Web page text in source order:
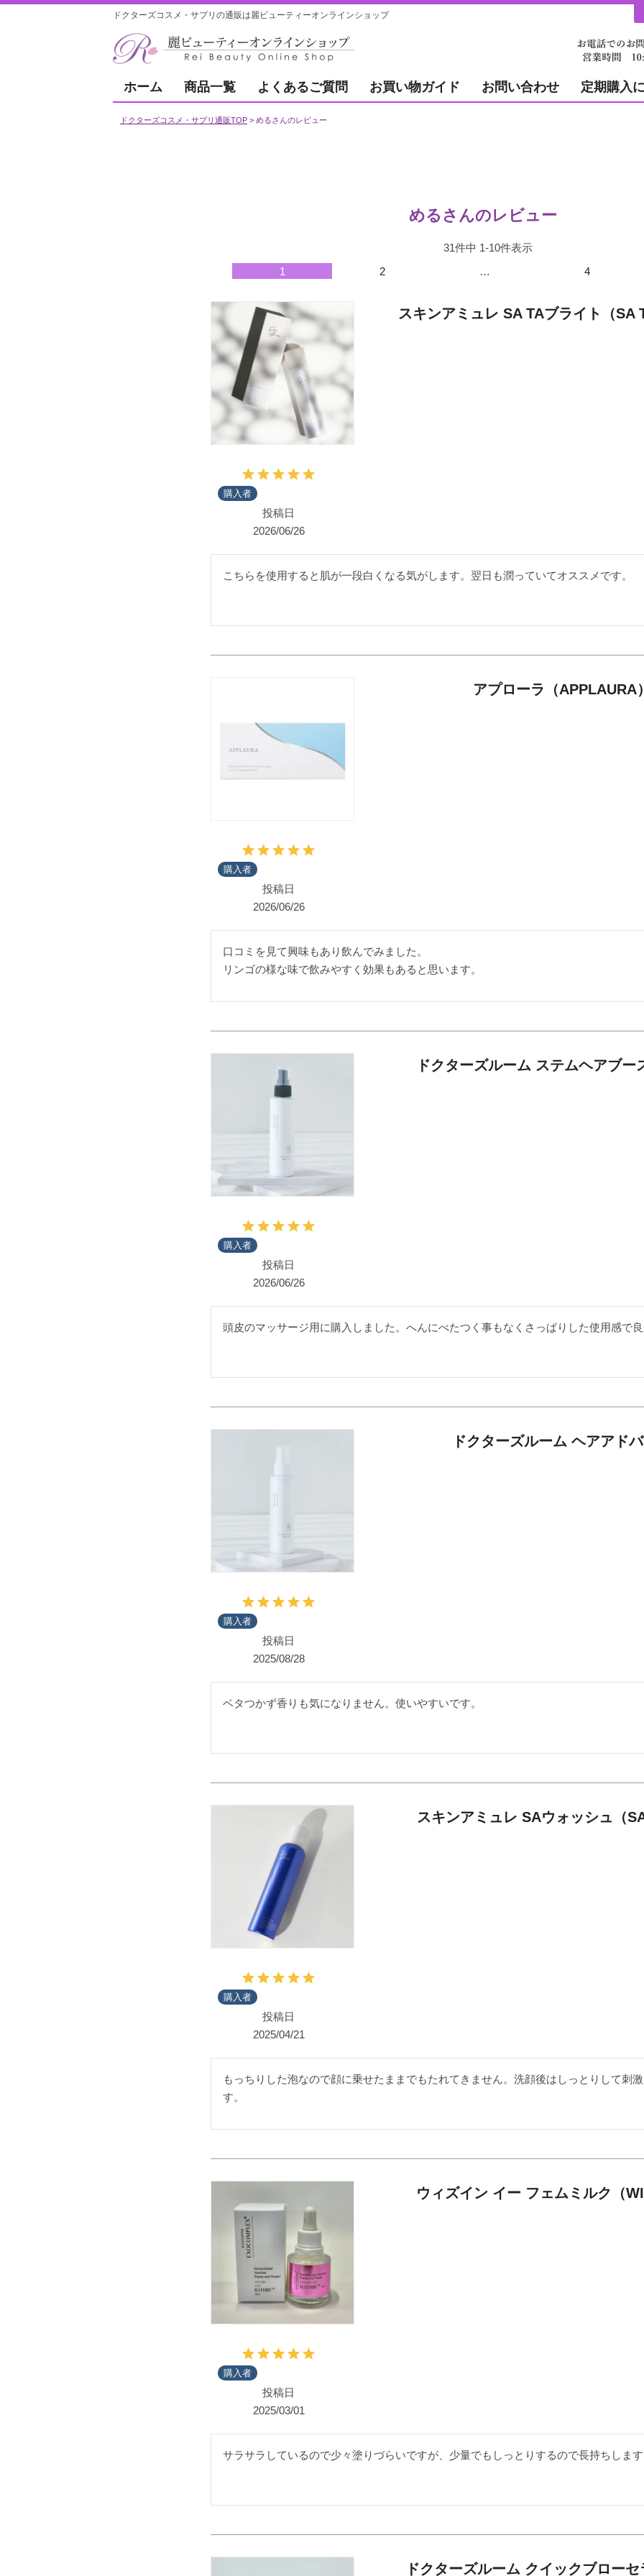
ドクターズコスメ・サプリの通販は麗ビューティーオンラインショップ
ホーム 商品一覧 よくあるご質問 お買い物ガイド お問い合わせ 定期購入
ドクターズコスメ・サプリ通販TOP めるさんのレビュー
めるさんのレビュー
31件中 1-10件表示
1
2 … 4
スキンアミュレ SA TAブライト（SA
購入者
投稿日
2026/06/26
こちらを使用すると肌が一段白くなる気がします。翌日も潤っていてオススメです。
アプローラ（APPLAURA）
購入者
投稿日
2026/06/26
口コミを見て興味もあり飲んでみました。
リンゴの様な味で飲みやすく効果もあると思います。
ドクターズルーム ステムヘアブー
購入者
投稿日
2026/06/26
頭皮のマッサージ用に購入しました。へんにべたつく事もなくさっぱりした使用感で良
ドクターズルーム ヘアアド
購入者
投稿日
2025/08/28
スキンアミュレ SAウォッシュ（SA
購入者
投稿日
2025/04/21
もっちりした泡なので顔に乗せたままでもたれてきません。洗顔後はしっとりして刺
す。
ウィズイン イー フェムミルク（
購入者
投稿日
2025/03/01
サラサラしているので少々塗りづらいですが、少量でもしっとりするので長持ちします
ドクターズルーム クイックブロー